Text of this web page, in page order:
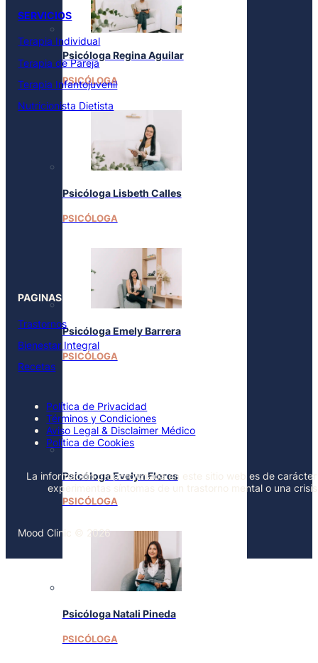
Psicóloga Regina Aguilar
PSICÓLOGA
Psicóloga Lisbeth Calles
PSICÓLOGA
Psicóloga Emely Barrera
PSICÓLOGA
Psicóloga Evelyn Flores
PSICÓLOGA
Psicóloga Natali Pineda
PSICÓLOGA
SERVICIOS
Terapia Individual
Terapia de Pareja
Terapia Infantojuvenil
Nutricionista Dietista
PAGINAS
Trastornos
Bienestar Integral
Recetas
Política de Privacidad
Términos y Condiciones
Aviso Legal & Disclaimer Médico
Política de Cookies
La información proporcionada en este sitio web es de
experimentas síntomas de un trastorno mental o una
Mood Clinic © 2026